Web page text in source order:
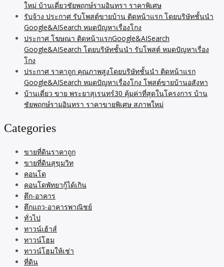
ใหม่ บ้านเดี่ยวชัยพฤกษ์รามอินทรา ราคาพิเศษ
รับจ้าง ประกาศ รับโพสต์ขายบ้าน ติดหน้าแรก โดยบริษัทชั้นนำ
Google&AISearch หมดปัญหาเรื่องโกง
ประกาศ โฆษณา ติดหน้าแรกGoogle&AISearch
Google&AISearch โดยบริษัทชั้นนำ รับโพสต์ หมดปัญหาเรื่อง
โกง
ประกาศ ราคาถูก คุณภาพสูงโดยบริษัทชั้นนำ ติดหน้าแรก
Google&AISearch หมดปัญหาเรื่องโกง โพสต์ขายบ้านอสังหา
บ้านเดี่ยว ขาย พระยาสุเรนทร์30 คุ้มค่าที่สุดในโครงการ บ้าน
ชัยพฤกษ์รามอินทรา ราคาขายพิเศษ สภาพใหม่
Categories
ขายที่ดินราคาถูก
ขายที่ดินสุขุมวิท
คอนโด
คอนโดพัทยากู้ได้เกิน
ตึก-อาคาร
ตึกแถว-อาคารพาณิชย์
ทั่วไป
ทาวน์เฮ้าส์
ทาวน์โฮม
ทาวน์โฮมให้เช่า
ที่ดิน